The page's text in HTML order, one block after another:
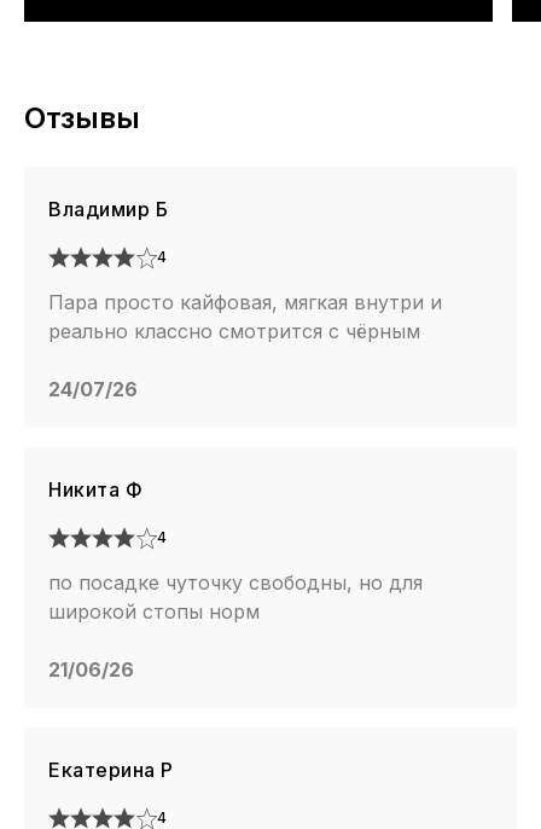
Отзывы
Владимир Б
4
Пара просто кайфовая, мягкая внутри и
реально классно смотрится с чёрным
24/07/26
Никита Ф
4
по посадке чуточку свободны, но для
широкой стопы норм
21/06/26
Екатерина Р
4